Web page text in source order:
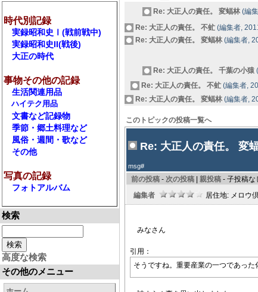
時代別記録
実録昭和史Ⅰ(戦前戦中)
実録昭和史II(戦後)
大正の時代
事物その他の記録
生活関連用品
ハイテク用品
文書など記録物
季節・郷土料理など
風俗・週間・歌など
その他
写真の記録
フォトアルバム
検索
高度な検索
その他のメニュー
Re: 大正人の責任。 変蝠林 (編
Re: 大正人の責任。 不虻 (編集者,
Re: 大正人の責任。 変蝠林 (編集者,
Re: 大正人の責任。 千葉の小猿
Re: 大正人の責任。 不虻 (編集者,
Re: 大正人の責任。 変蝠林 (編集者,
このトピックの投稿一覧へ
Re: 大正人の責任。 変
msg#
前の投稿 - 次の投稿 | 親投稿 - 子投稿な
編集者
居住地: メロウ
みなさん
引用：
そうですね。重要産業の一つであっ